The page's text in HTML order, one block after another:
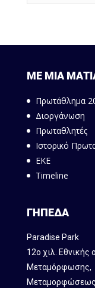
ΜΕ ΜΙΑ
Πρωτάθλημα
Διοργάνωση
Πρωταθλητές
Ιστορικό
ΕΚΕ
Timeline
ΓΗΠΕΔΑ
Paradise Park
12ο χιλ.
Mεταμόρφωσης,
Μεταμορφώσεως